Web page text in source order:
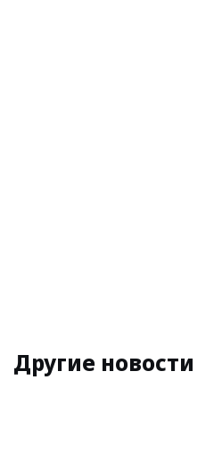
Другие новости